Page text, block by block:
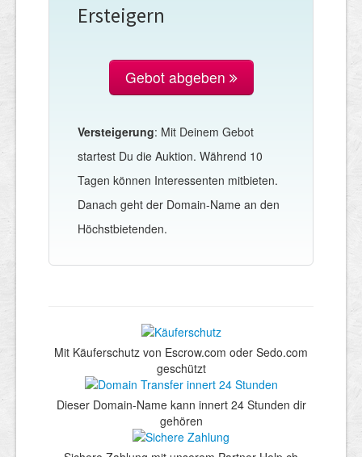
Ersteigern
Gebot abgeben
Versteigerung: Mit Deinem Gebot
startest Du die Auktion. Während 10
Tagen können Interessenten mitbieten.
Danach geht der Domain-Name an den
Höchstbietenden.
Mit Käuferschutz von Escrow.com oder Sedo.com
geschützt
Dieser Domain-Name kann innert 24 Stunden dir
gehören